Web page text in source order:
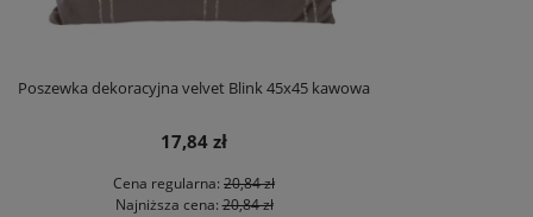
Poszewka dekoracyjna velvet Blink 45x45 kawowa
17,84 zł
Cena regularna: 20,84 zł
Najniższa cena:20,84 zł